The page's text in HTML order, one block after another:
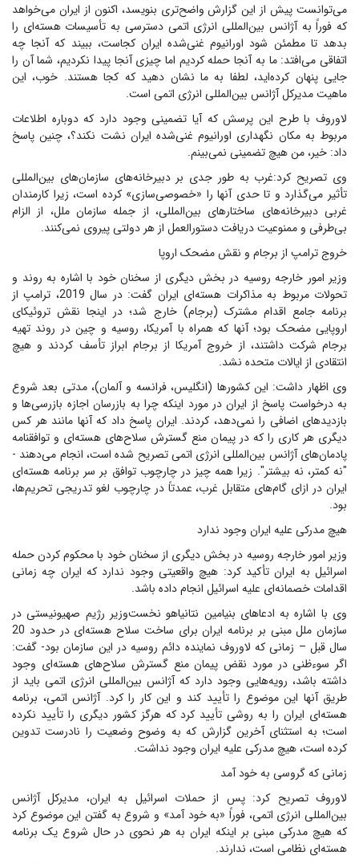
می‌توانست پیش از این گزارش واضح‌تری بنویسد، اکنون از ایران می‌خواهد
که فوراً به آژانس بین‌المللی انرژی اتمی دسترسی به تأسیسات هسته‌ای را
بدهد تا مطمئن شود اورانیوم غنی‌شده ایران کجاست، ببیند که آنجا چه
اتفاقی می‌افتد: ما به آنجا حمله کردیم اما چیزی آنجا پیدا نکردیم، شما آن را
جایی پنهان کرده‌اید، لطفا به ما نشان دهید که کجا هستند. خوب، این
ماهیت مدیرکل آژانس بین‌المللی انرژی اتمی است.
لاوروف با طرح این پرسش که آیا تضمینی وجود دارد که دوباره اطلاعات
مربوط به مکان نگهداری اورانیوم غنی‌شده ایران نشت نکند؟، چنین پاسخ
داد: خیر، من هیچ تضمینی نمی‌بینم.
وی تصریح کرد:‌غرب به طور جدی بر دبیرخانه‌های سازمان‌های بین‌المللی
تأثیر می‌گذارد و تا حدی آنها را «خصوصی‌سازی» کرده است، زیرا کارمندان
غربی دبیرخانه‌های ساختارهای بین‌المللی، از جمله سازمان ملل، از الزام
بی‌طرفی و ممنوعیت دریافت دستورالعمل از هر دولتی پیروی نمی‌کنند.
خروج ترامپ از برجام و نقش مضحک اروپا
وزیر امور خارجه روسیه در بخش دیگری از سخنان خود با اشاره به روند و
تحولات مربوط به مذاکرات هسته‌ای ایران گفت:‌ در سال 2019، ترامپ از
برنامه جامع اقدام مشترک (برجام) خارج شد؛ در اینجا نقش تروئیکای
اروپایی مضحک بود؛ آنها که همراه با آمریکا، روسیه و چین در روند تهیه
برجام شرکت داشتند، از خروج آمریکا از برجام ابراز تأسف کردند و هیچ
انتقادی از ایالات متحده نشد.
وی اظهار داشت: این کشورها (انگلیس، فرانسه و آلمان)، مدتی بعد شروع
به درخواست پاسخ از ایران در مورد اینکه چرا به بازرسان اجازه بازرسی‌ها و
بازدیدهای اضافی را نمی‌دهد، کردند. ایران پاسخ داد که آنها مانند هر کس
دیگری هر کاری را که در پیمان منع گسترش سلاح‌های هسته‌ای و توافقنامه
پادمان‌های آژانس بین‌المللی انرژی اتمی تصریح شده است، انجام می‌دهند -
"نه کمتر، نه بیشتر". زیرا همه چیز در چارچوب توافق بر سر برنامه هسته‌ای
ایران در ازای گام‌های متقابل غرب، عمدتاً در چارچوب لغو تدریجی تحریم‌ها،
بود.
هیچ مدرکی علیه ایران وجود ندارد
وزیر امور خارجه روسیه در بخش دیگری از سخنان خود با محکوم کردن حمله
اسرائیل به ایران تأکید کرد: هیچ واقعیتی وجود ندارد که ایران چه زمانی
اقدامات خصمانه‌ای علیه اسرائیل انجام داده باشد.
وی با اشاره به ادعاهای بنیامین نتانیاهو نخست‌وزیر رژیم صهیونیستی در
سازمان ملل مبنی بر برنامه ایران برای ساخت سلاح هسته‌ای در حدود 20
سال قبل – زمانی که لاوروف نماینده دائم روسیه در این سازمان بود- گفت:
اگر سوءظنی در مورد نقض پیمان منع گسترش سلاح‌های هسته‌ای وجود
داشته باشد، رویه‌هایی وجود دارد که آژانس بین‌المللی انرژی اتمی باید از
طریق آنها این موضوع را تأیید کند و این کار را کرد. آژانس اتمی، برنامه
هسته‌ای ایران را به روشی تأیید کرد که هرگز کشور دیگری را تأیید نکرده
است؛ به استثنای آخرین گزارش که به وضوح وضعیت را نادرست تدوین
کرده است، هیچ مدرکی علیه ایران وجود نداشت.
زمانی که گروسی به خود آمد
لاوروف تصریح کرد: پس از حملات اسرائیل به ایران، مدیرکل آژانس
بین‌المللی انرژی اتمی، فوراً «به خود آمد» و شروع به گفتن این موضوع کرد
که هیچ مدرکی مبنی بر اینکه ایران به هر نحوی در حال شروع یک برنامه
هسته‌ای نظامی است، ندارند.